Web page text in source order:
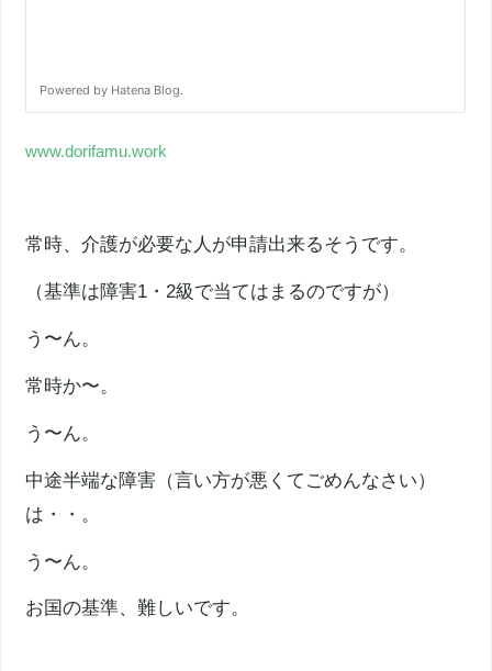
www.dorifamu.work
常時、介護が必要な人が申請出来るそうです。
（基準は障害1・2級で当てはまるのですが）
う〜ん。
常時か〜。
う〜ん。
中途半端な障害（言い方が悪くてごめんなさい）
は・・。
う〜ん。
お国の基準、難しいです。